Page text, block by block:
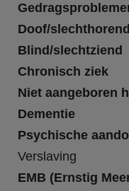
Doof/slechthorend
Blind/slechtziend
Chronisch ziek
Niet aangeboren
Dementie
Psychische
Verslaving
EMB (Ernstig